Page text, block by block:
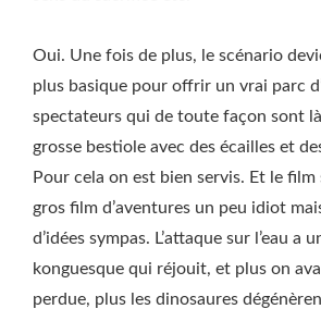
Oui. Une fois de plus, le scénario
plus basique pour offrir un vrai parc
spectateurs qui de toute façon sont
grosse bestiole avec des écailles et
Pour cela on est bien servis. Et le
gros film d’aventures un peu idiot
d’idées sympas. L’attaque sur l’eau a
konguesque qui réjouit, et plus on
perdue, plus les dinosaures